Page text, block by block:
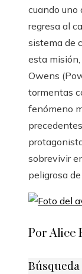
cuando uno
regresa al
sistema de
esta
Owens
tormentas
fenómeno
sobrevivir
peligrosa
Por Alice
Búsqueda